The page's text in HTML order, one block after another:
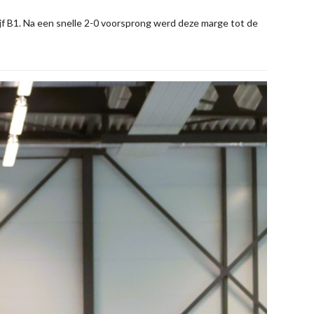
Na een snelle 2-0 voorsprong werd deze marge tot de